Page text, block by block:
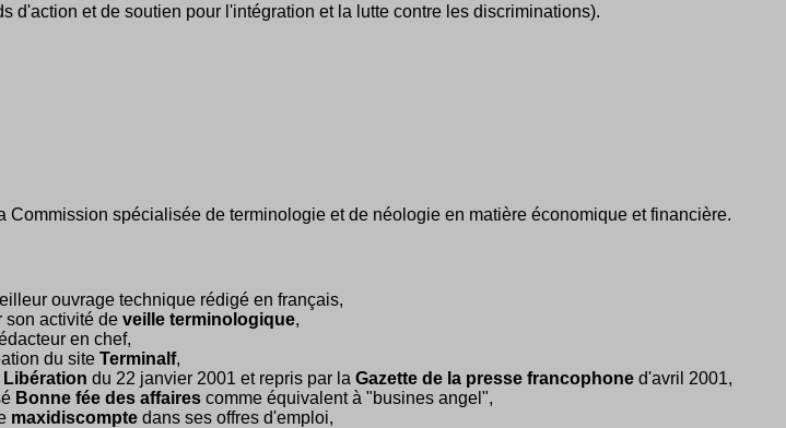
d'action et de soutien pour l'intégration et la lutte contre les discriminations).
spécialisée de terminologie et de néologie en matière économique et financière.
ouvrage technique rédigé en français,
son activité de veille terminologique,
en chef,
du site Terminalf,
Libération du 22 janvier 2001 et repris par la Gazette de la presse francophone d'avril 2001,
Bonne fée des affaires comme équivalent à "busines angel",
maxidiscompte dans ses offres d'emploi,